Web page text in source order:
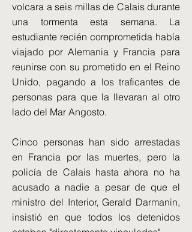
volcara a seis millas de Calais durante
una tormenta esta semana. La
estudiante recién comprometida había
viajado por Alemania y Francia para
reunirse con su prometido en el Reino
Unido, pagando a los traficantes de
personas para que la llevaran al otro
lado del Mar Angosto.
Cinco personas han sido arrestadas
en Francia por las muertes, pero la
policía de Calais hasta ahora no ha
acusado a nadie a pesar de que el
ministro del Interior, Gerald Darmanin,
insistió en que todos los detenidos